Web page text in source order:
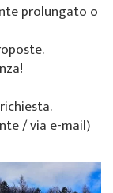
prolungato o
/ via e-mail)